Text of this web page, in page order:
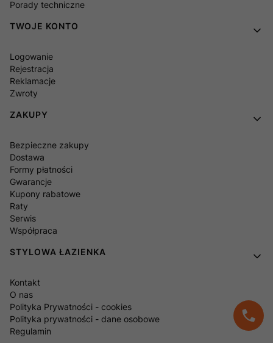
Porady techniczne
TWOJE KONTO
Logowanie
Rejestracja
Reklamacje
Zwroty
ZAKUPY
Bezpieczne zakupy
Dostawa
Formy płatności
Gwarancje
Kupony rabatowe
Raty
Serwis
Współpraca
STYLOWA ŁAZIENKA
Kontakt
O nas
Polityka Prywatności - cookies
Polityka prywatności - dane osobowe
Regulamin